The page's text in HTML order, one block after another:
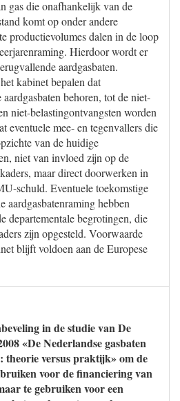
gas die onafhankelijk van de
komt op onder andere
productievolumes dalen in de loop
Hierdoor wordt er
aardgasbaten.
kabinet bepalen dat
behoren, tot de niet-
niet-belastingontvangsten worden
eventuele mee- en tegenvallers die
van de huidige
niet van invloed zijn op de
maar direct doorwerken in
schuld. Eventuele toekomstige
aardgasbatenraming hebben
departementale begrotingen, die
zijn opgesteld. Voorwaarde
blijft voldoen aan de Europese
in de studie van De
«De Nederlandse gasbaten
theorie versus praktijk» om de
voor de financiering van
te gebruiken voor een